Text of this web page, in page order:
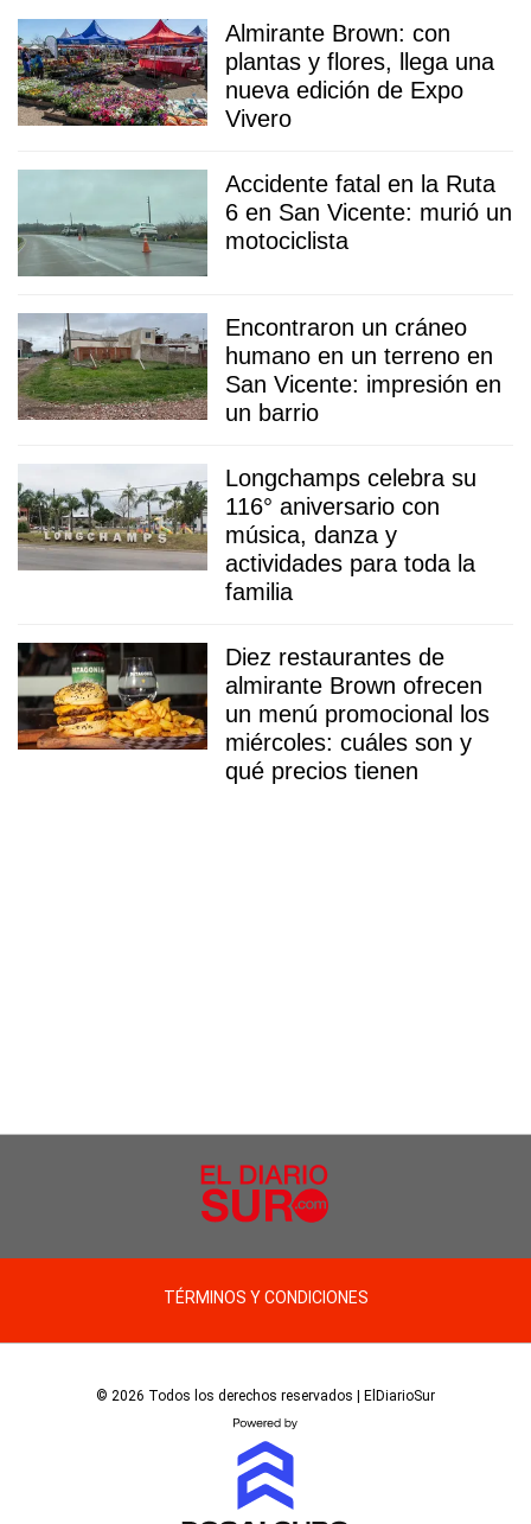
Almirante Brown: con
plantas y flores, llega una
nueva edición de Expo
Vivero
Accidente fatal en la Ruta
6 en San Vicente: murió un
motociclista
Encontraron un cráneo
humano en un terreno en
San Vicente: impresión en
un barrio
Longchamps celebra su
116° aniversario con
música, danza y
actividades para toda la
familia
Diez restaurantes de
almirante Brown ofrecen
un menú promocional los
miércoles: cuáles son y
qué precios tienen
TÉRMINOS Y CONDICIONES
© 2026 Todos los derechos reservados | ElDiarioSur